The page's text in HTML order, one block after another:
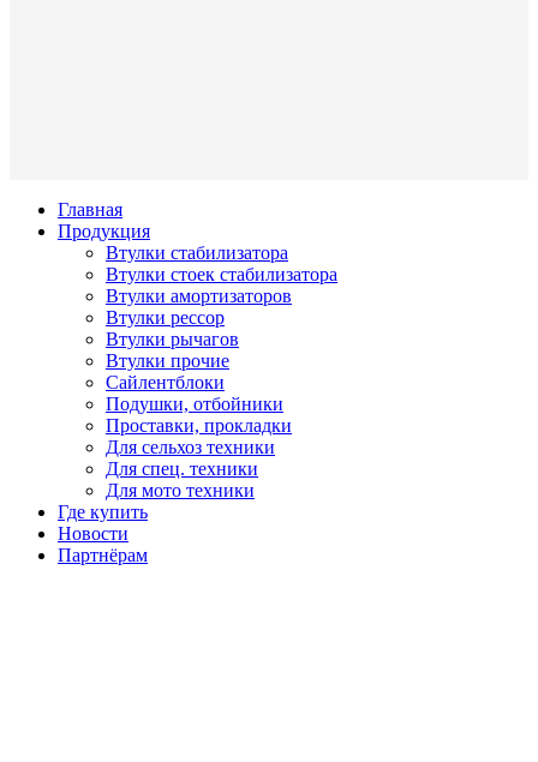
Главная
Продукция
Втулки стабилизатора
Втулки стоек стабилизатора
Втулки амортизаторов
Втулки рессор
Втулки рычагов
Втулки прочие
Сайлентблоки
Подушки, отбойники
Проставки, прокладки
Для сельхоз техники
Для спец. техники
Для мото техники
Где купить
Новости
Партнёрам